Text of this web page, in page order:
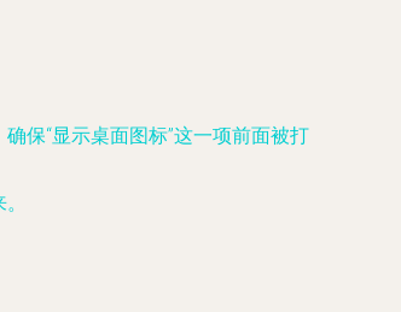
保“显示桌面图标”这一项前面被打